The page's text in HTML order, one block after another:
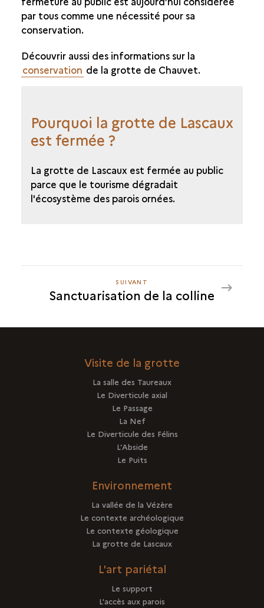
par tous comme une nécessité pour sa
conservation.
Découvrir aussi des informations sur la
conservation de la grotte de Chauvet.
Pourquoi la grotte de Lascaux
est fermée ?
La grotte de Lascaux est fermée au public
parce que le tourisme dégradait
l'écosystème des parois ornées.
SUIVANT
SANCTUARISATION
SUIVANT
Sanctuarisation de la colline
Visite de la grotte
La salle des Taureaux
Le Diverticule axial
Le Passage
La Nef
Le Diverticule des Félins
L’Abside
Le Puits
Environnement
La vallée de la Vézère
Le contexte archéologique
Le contexte géologique
La grotte de Lascaux
L'art pariétal
Le support
L'accès aux parois